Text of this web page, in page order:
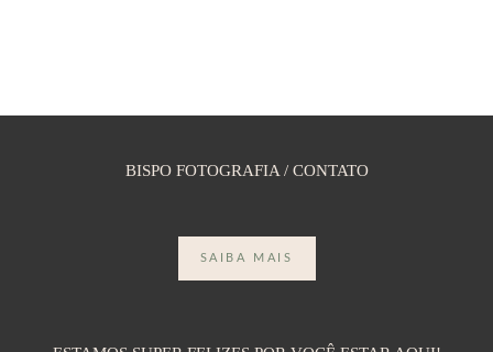
BISPO FOTOGRAFIA / CONTATO
SAIBA MAIS